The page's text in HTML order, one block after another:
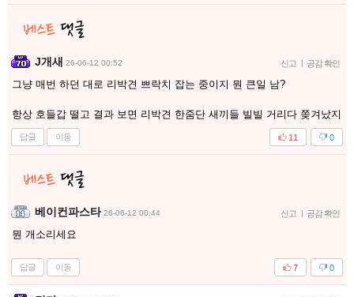
J개새 26-06-12 00:52 신고 | 공감 확인
그냥 매번 하던 대로 리박견 쁘락치 잡는 중이지 뭔 큰일 남?
항상 호들갑 떨고 결과 보면 리박견 한줌단 새끼들 빌빌 거리다 쫒겨났지
답글 이동 0
11
베이컨파스타 26-06-12 00:44 신고 | 공감 확인
뭔 개소리세요
답글 이동 0
7